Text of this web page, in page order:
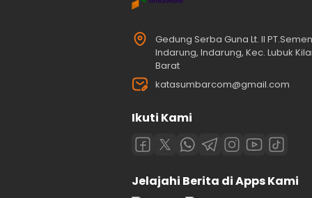
Gedung Serba Guna Lt. II
Indarung, Indarung, Kec. Lubuk
Barat
katasumbarcom@gmail.com
Ikuti Kami
Jelajahi Berita di Apps Kami